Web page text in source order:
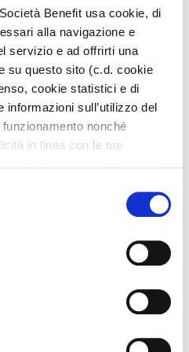
Benefit usa cookie, di
alla navigazione e
servizio e ad offrirti una
su questo sito (c.d. cookie
cookie statistici e di
informazioni sull’utilizzo del
nonché
in linea con le tue
Benefit non utilizza
di ricordare le informazioni
il Pain Jolì.
secondo l’esclusiva
gamma Jolì, il cuore di
forma arrotolata più
perfetto tra
la qualità delle